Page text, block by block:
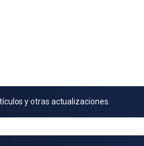
y otras actualizaciones.